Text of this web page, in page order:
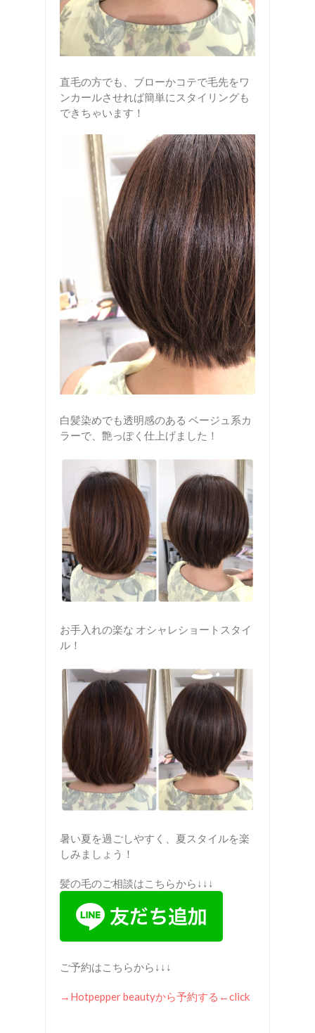
直毛の方でも、ブローかコテで毛先をワ
ンカールさせれば簡単にスタイリングも
できちゃいます！
白髪染めでも透明感のある ベージュ系カ
ラーで、艶っぽく仕上げました！
お手入れの楽な オシャレショートスタイ
ル！
暑い夏を過ごしやすく、夏スタイルを楽
しみましょう！
髪の毛のご相談はこちらから↓↓↓
ご予約はこちらから↓↓↓
→Hotpepper beautyから予約する ←click